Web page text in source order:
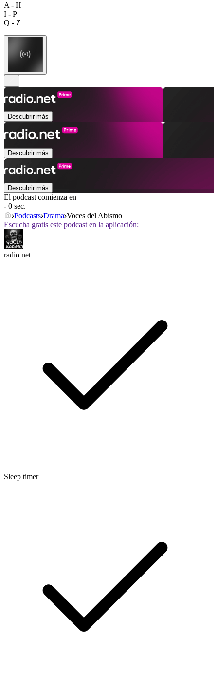
A - H
I - P
Q - Z
Descubrir más
Descubrir más
Descubrir más
El podcast comienza en
- 0 sec.
Podcasts Drama Voces del Abismo
Escucha gratis este podcast en la aplicación:
radio.net
Sleep timer